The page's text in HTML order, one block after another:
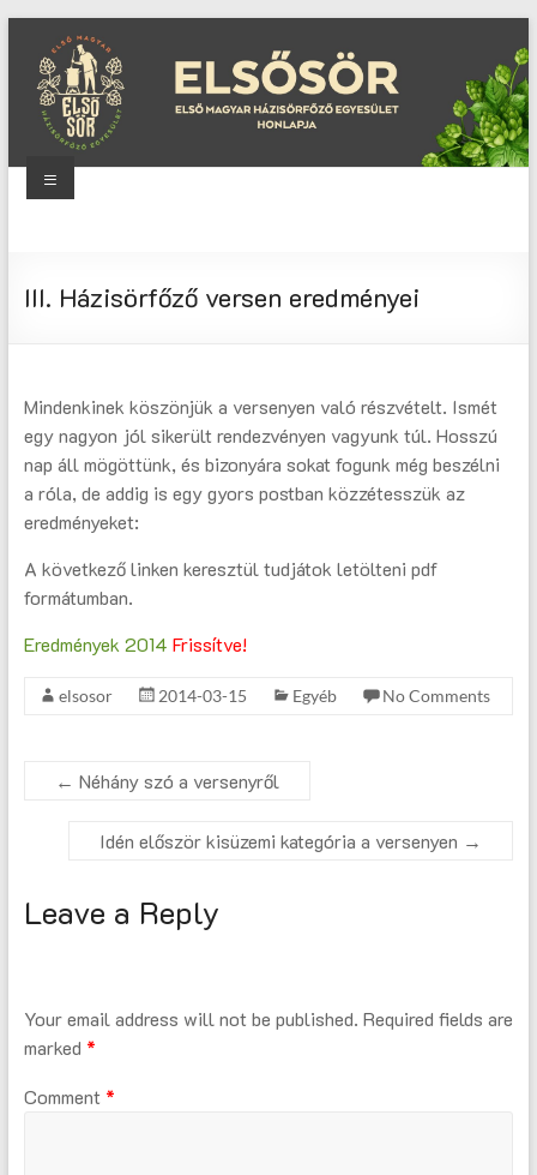
content
Magyar
Menu
III. Házisörfőző versen eredményei
Mindenkinek köszönjük a versenyen való részvételt. Ismét
egy nagyon jól sikerült rendezvényen vagyunk túl. Hosszú
nap áll mögöttünk, és bizonyára sokat fogunk még beszélni
a róla, de addig is egy gyors postban közzétesszük az
eredményeket:
A következő linken keresztül tudjátok letölteni pdf
formátumban.
Eredmények 2014 Frissítve!
elsosor 2014-03-15 Egyéb No Comments
← Néhány szó a versenyről
Idén először kisüzemi kategória a versenyen →
Leave a Reply
Your email address will not be published. Required fields are
marked *
Comment *